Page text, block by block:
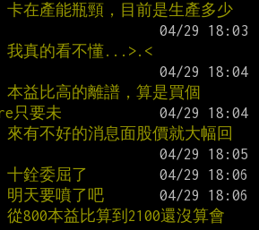
卡在產能瓶頸，目前是生產多少
我真的看不懂...>.<
本益比高的離譜，算是買個
只要未
來有不好的消息面股價就大幅回
十銓委屈了
明天要噴了吧
從800本益比算到2100還沒算會